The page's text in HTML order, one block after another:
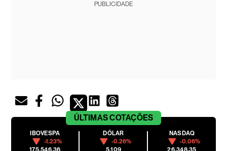
PUBLICIDADE
ÚLTIMASCOTAÇÕES
IBOVESPA
-1.23%
175,546.36
DÓLAR
-0.26%
5.109
NASDAQ
-0.06%
26,348.35